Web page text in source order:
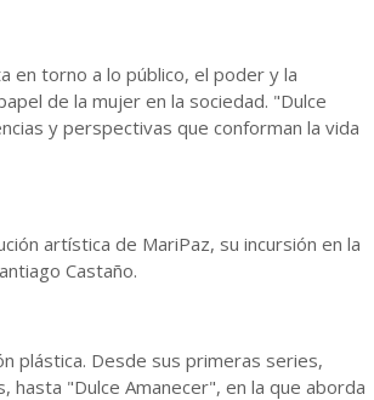
en torno a lo público, el poder y la
de la mujer en la sociedad. "Dulce
y perspectivas que conforman la vida
artística de MariPaz, su incursión en la
Castaño.
plástica. Desde sus primeras series,
"Dulce Amanecer", en la que aborda